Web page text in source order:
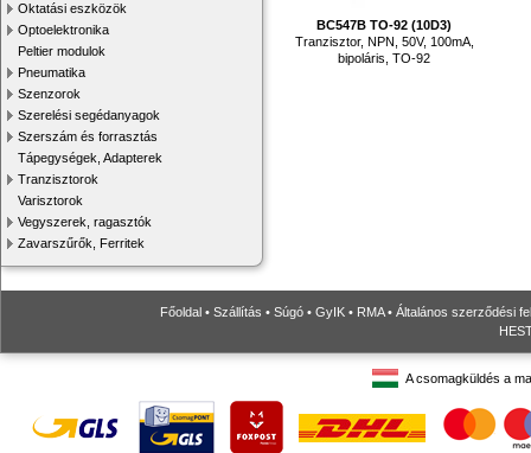
Oktatási eszközök
Optoelektronika
Peltier modulok
Pneumatika
Szenzorok
Szerelési segédanyagok
Szerszám és forrasztás
Tápegységek, Adapterek
Tranzisztorok
Varisztorok
Vegyszerek, ragasztók
Zavarszűrők, Ferritek
BC547B TO-92 (10D3)
Tranzisztor, NPN, 50V, 100mA,
bipoláris, TO-92
Főoldal • Szállítás • Súgó • GyIK • RMA• Általános szerződési
A csomagküldés a